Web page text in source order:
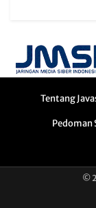
Tentang
Pedoman
©